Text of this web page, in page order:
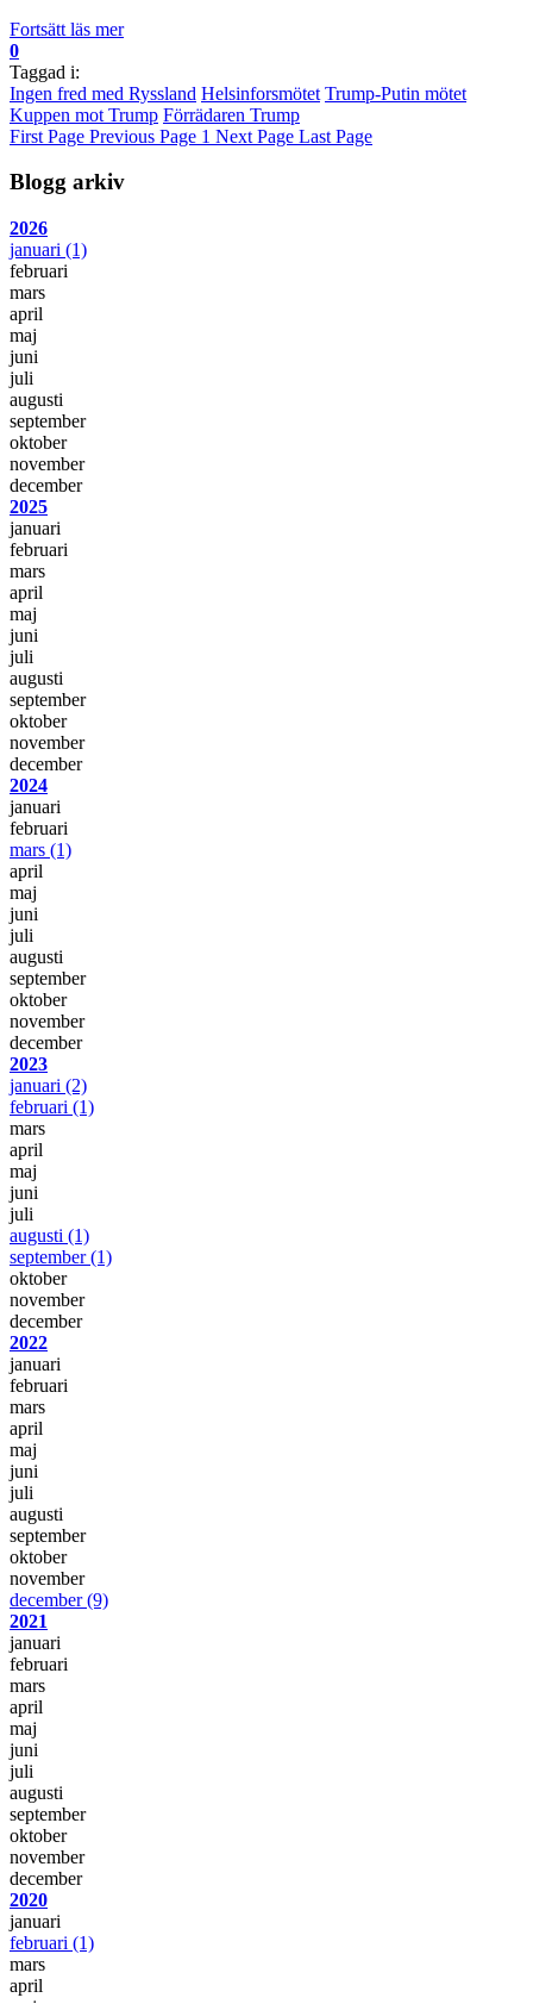
Fortsätt läs mer
0
Taggad i:
Ingen fred med Ryssland Helsinforsmötet Trump-Putin mötet
Kuppen mot Trump Förrädaren Trump
First Page Previous Page 1 Next Page Last Page
Blogg arkiv
2026
januari (1)
februari
mars
april
maj
juni
juli
augusti
september
oktober
november
december
2025
januari
februari
mars
april
maj
juni
juli
augusti
september
oktober
november
december
2024
januari
februari
mars (1)
april
maj
juni
juli
augusti
september
oktober
november
december
2023
januari (2)
februari (1)
mars
april
maj
juni
juli
augusti (1)
september(1)
oktober
november
december
2022
januari
februari
mars
april
maj
juni
juli
augusti
september
oktober
november
december(9)
2021
januari
februari
mars
april
maj
juni
juli
augusti
september
oktober
november
december
2020
januari
februari (1)
mars
april